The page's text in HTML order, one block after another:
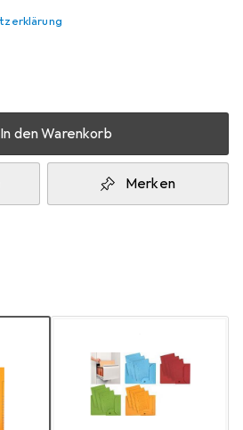
genaue Lieferzeit
In den Warenkorb
Merken